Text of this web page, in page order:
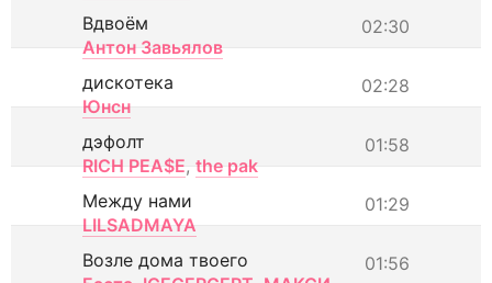
02:30
Вдвоём
Антон Завьялов
02:28
дискотека
Юнсн
01:58
дэфолт
RICH PEA$E, the pak
01:29
Между нами
LILSADMAYA
01:56
Возле дома твоего